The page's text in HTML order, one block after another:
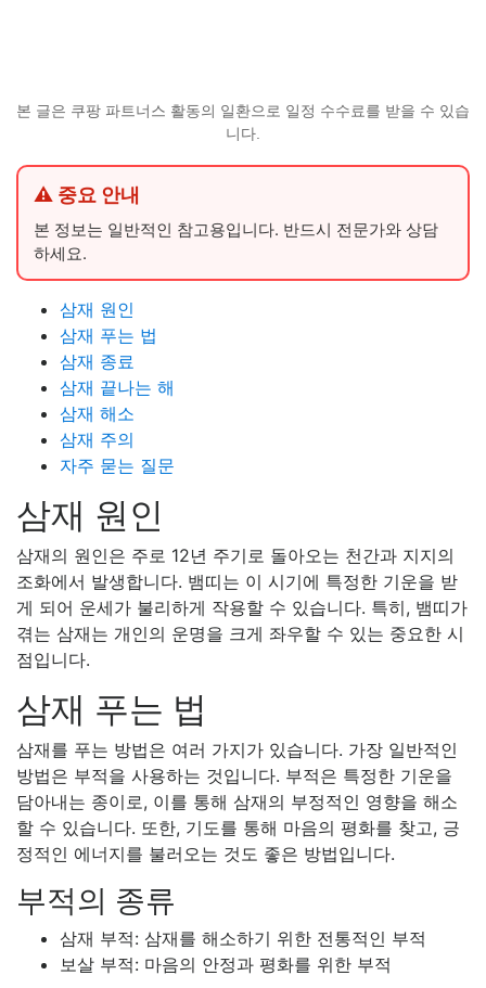
본 글은 쿠팡 파트너스 활동의 일환으로 일정 수수료를 받을 수 있습
니다.
⚠ 중요 안내
본 정보는 일반적인 참고용입니다. 반드시 전문가와 상담
하세요.
삼재 원인
삼재 푸는 법
삼재 종료
삼재 끝나는 해
삼재 해소
삼재 주의
자주 묻는 질문
삼재 원인
삼재의 원인은 주로 12년 주기로 돌아오는 천간과 지지의
조화에서 발생합니다. 뱀띠는 이 시기에 특정한 기운을 받
게 되어 운세가 불리하게 작용할 수 있습니다. 특히, 뱀띠가
겪는 삼재는 개인의 운명을 크게 좌우할 수 있는 중요한 시
점입니다.
삼재 푸는 법
삼재를 푸는 방법은 여러 가지가 있습니다. 가장 일반적인
방법은 부적을 사용하는 것입니다. 부적은 특정한 기운을
담아내는 종이로, 이를 통해 삼재의 부정적인 영향을 해소
할 수 있습니다. 또한, 기도를 통해 마음의 평화를 찾고, 긍
정적인 에너지를 불러오는 것도 좋은 방법입니다.
부적의 종류
삼재 부적: 삼재를 해소하기 위한 전통적인 부적
보살 부적: 마음의 안정과 평화를 위한 부적